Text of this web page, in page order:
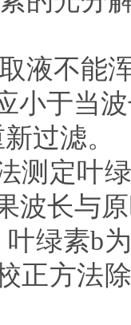
液不能
小于当
过滤。
测定叶
波长与
叶绿素b
正方法